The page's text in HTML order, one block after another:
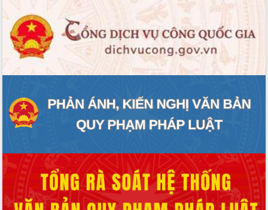
Tập huấn ứng dụng trí tuệ nhân tạo (AI)
trong thương mại điện tử năm 2026
Đoàn đại biểu Quốc hội tỉnh Đắk Lắk
trao đổi thông tin trước Kỳ họp thứ
thông nguồn lực phát triển
Nâng cao hiệu lực, hiệu quả HĐND
tỉnh thông qua hiện đại hóa hành chính
chuyển đổi số
Phó Chủ tịch Thường trực UBND tỉnh
Hồ Thị Nguyên Thảo làm việc tại Trung
tâm Phục vụ hành chính công xã Ea
Phê